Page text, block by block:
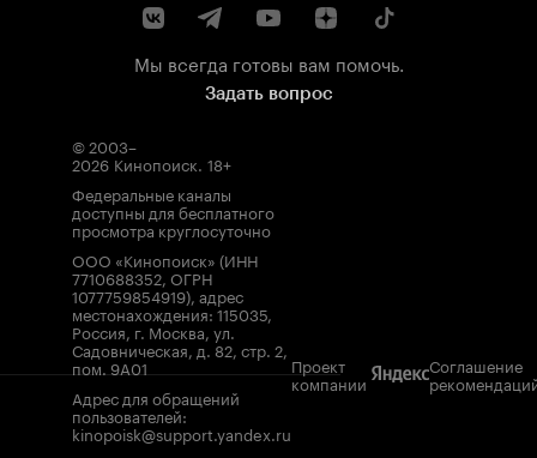
Мы всегда готовы вам помочь.
Задать вопрос
© 2003–
2026 Кинопоиск. 18+
Федеральные каналы
доступны для бесплатного
просмотра круглосуточно
ООО «Кинопоиск» (ИНН
7710688352, ОГРН
1077759854919), адрес
местонахождения: 115035,
Россия, г. Москва, ул.
Садовническая, д. 82, стр. 2,
пом. 9А01
Адрес для обращений
пользователей:
kinopoisk@support.yandex.ru
Проект
компании
Соглашение